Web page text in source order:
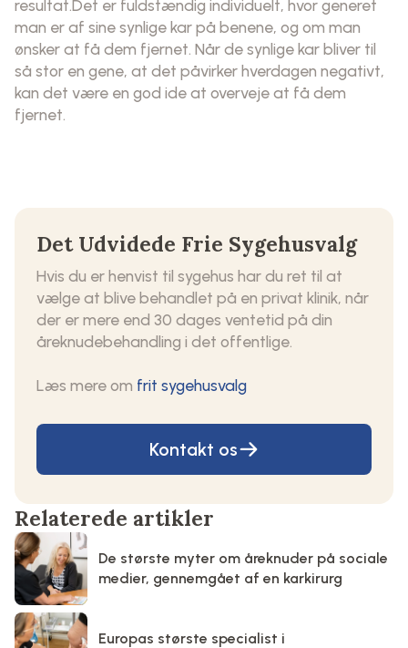
resultat.Det er fuldstændig individuelt, hvor generet
man er af sine synlige kar på benene, og om man
ønsker at få dem fjernet. Når de synlige kar bliver til
så stor en gene, at det påvirker hverdagen negativt,
kan det være en god ide at overveje at få dem
fjernet.
Det Udvidede Frie Sygehusvalg
Hvis du er henvist til sygehus har du ret til at
vælge at blive behandlet på en privat klinik, når
der er mere end 30 dages ventetid på din
åreknudebehandling i det offentlige.
Læs mere om frit sygehusvalg
Kontakt os
Relaterede artikler
De største myter om åreknuder på sociale
medier, gennemgået af en karkirurg
Europas største specialist i